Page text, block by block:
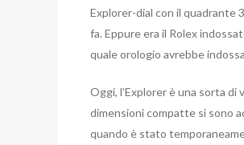
Explorer-dial con il quadrante
fa. Eppure era il Rolex
quale orologio avrebbe
Oggi, l’Explorer è una sorta di
dimensioni compatte si sono
quando è stato